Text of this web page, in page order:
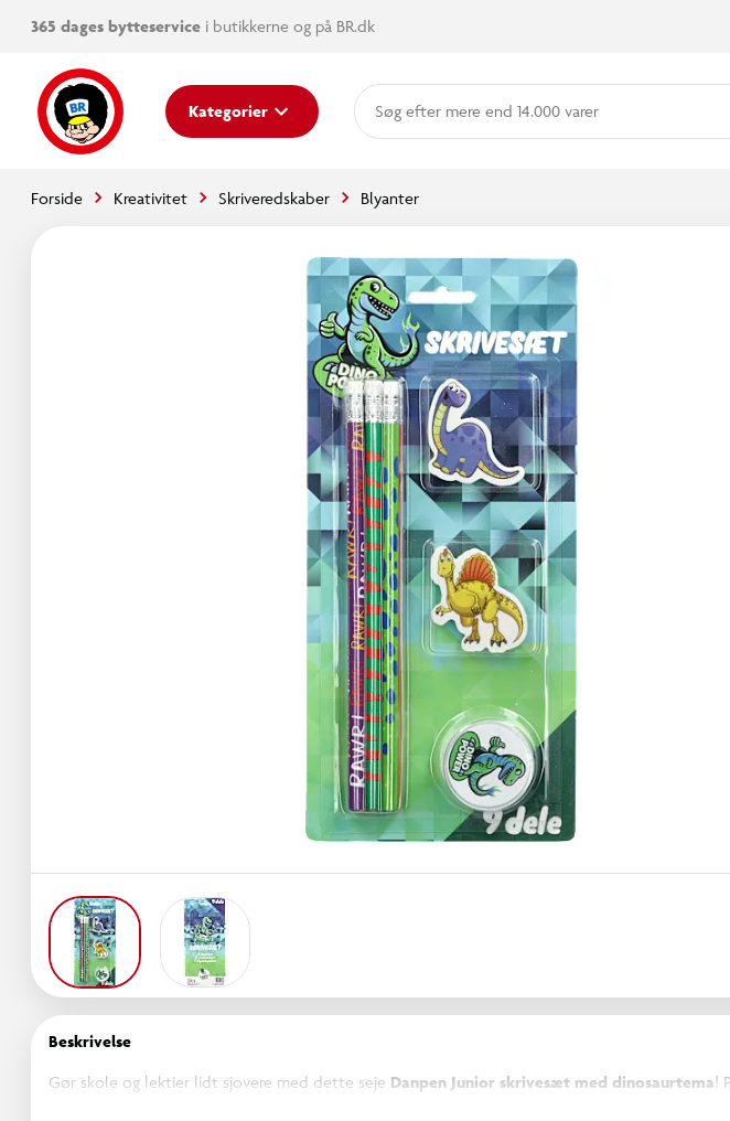
365 dages bytteservice i butikkerne og på BR.dk
Kategorier
mere end 14.000 varer
Forside Kreativitet Skriveredskaber Blyanter
Beskrivelse
Gør skole og lektier lidt sjovere med dette seje Danpen Junior skrivesæt med dinosaurtema!